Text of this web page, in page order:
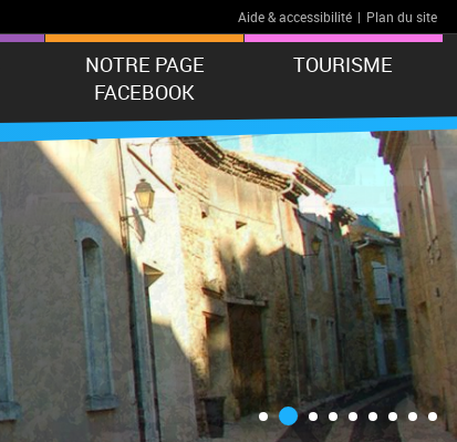
Aide & accessibilité | Plan du site
NOTRE PAGE
FACEBOOK
TOURISME